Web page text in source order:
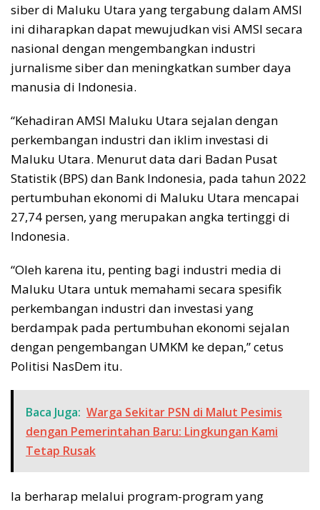
siber di Maluku Utara yang tergabung dalam AMSI
ini diharapkan dapat mewujudkan visi AMSI secara
nasional dengan mengembangkan industri
jurnalisme siber dan meningkatkan sumber daya
manusia di Indonesia.
“Kehadiran AMSI Maluku Utara sejalan dengan
perkembangan industri dan iklim investasi di
Maluku Utara. Menurut data dari Badan Pusat
Statistik (BPS) dan Bank Indonesia, pada tahun 2022
pertumbuhan ekonomi di Maluku Utara mencapai
27,74 persen, yang merupakan angka tertinggi di
Indonesia.
“Oleh karena itu, penting bagi industri media di
Maluku Utara untuk memahami secara spesifik
perkembangan industri dan investasi yang
berdampak pada pertumbuhan ekonomi sejalan
dengan pengembangan UMKM ke depan,” cetus
Politisi NasDem itu.
Baca Juga: Warga Sekitar PSN di Malut Pesimis
dengan Pemerintahan Baru: Lingkungan Kami
Tetap Rusak
Ia berharap melalui program-program yang